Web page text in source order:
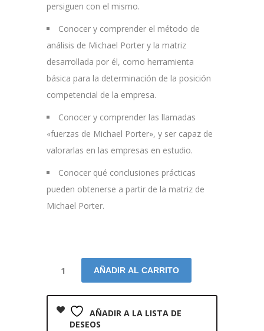
persiguen con el mismo.
Conocer y comprender el método de
análisis de Michael Porter y la matriz
desarrollada por él, como herramienta
básica para la determinación de la posición
competencial de la empresa.
Conocer y comprender las llamadas
«fuerzas de Michael Porter», y ser capaz de
valorarlas en las empresas en estudio.
Conocer qué conclusiones prácticas
pueden obtenerse a partir de la matriz de
Michael Porter.
AÑADIR AL CARRITO
AÑADIR A LA LISTA DE
DESEOS